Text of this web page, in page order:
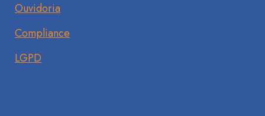
Ouvidoria
Compliance
LGPD